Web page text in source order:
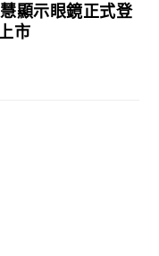
顯示眼鏡正式登
市